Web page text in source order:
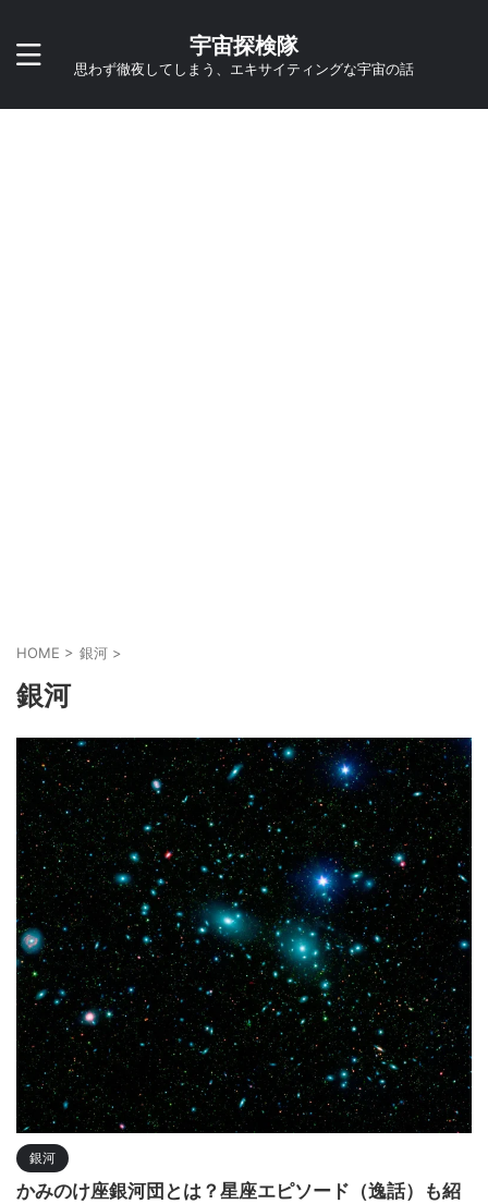
宇宙探検隊
思わず徹夜してしまう、エキサイティングな宇宙の話
HOME > 銀河 >
銀河
銀河
かみのけ座銀河団とは？星座エピソード（逸話）も紹